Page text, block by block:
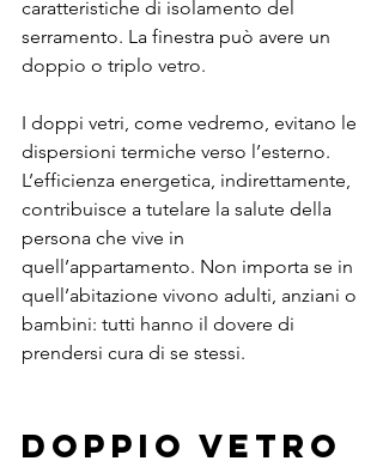
caratteristiche di isolamento del
serramento. La finestra può avere un
doppio o triplo vetro.
I doppi vetri, come vedremo, evitano le
dispersioni termiche verso l’esterno.
L’efficienza energetica, indirettamente,
contribuisce a tutelare la salute della
persona che vive in
quell’appartamento. Non importa se in
quell’abitazione vivono adulti, anziani o
bambini: tutti hanno il dovere di
prendersi cura di se stessi.
DOPPIO VETRO